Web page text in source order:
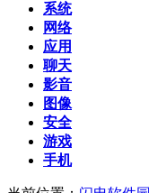
系统
网络
应用
聊天
影音
图像
安全
游戏
手机